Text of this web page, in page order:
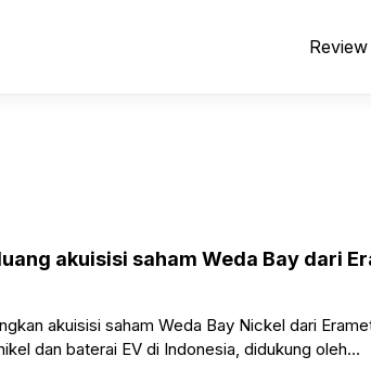
Review
akuisisi saham Weda Bay dari
akuisisi saham Weda Bay Nickel dari
dan baterai EV di Indonesia, didukung oleh